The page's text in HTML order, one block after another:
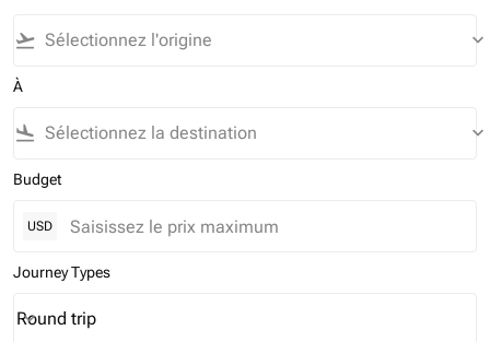
flight_takeoff keyboard_arrow_down
À
flight_land keyboard_arrow_down
Budget
USD
Journey Types
Journey Types option Round trip Selected
Round trip
keyboard_arrow_down